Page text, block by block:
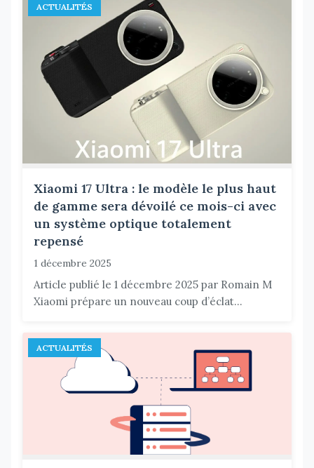
ACTUALITÉS
Xiaomi 17 Ultra : le modèle le plus haut
de gamme sera dévoilé ce mois-ci avec
un système optique totalement
repensé
1 décembre 2025
Article publié le 1 décembre 2025 par Romain M
Xiaomi prépare un nouveau coup d’éclat...
ACTUALITÉS